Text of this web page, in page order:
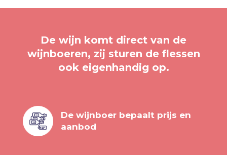
De wijn komt direct van de
wijnboeren, zij sturen de flessen
ook eigenhandig op.
De wijnboer bepaalt prijs en
aanbod